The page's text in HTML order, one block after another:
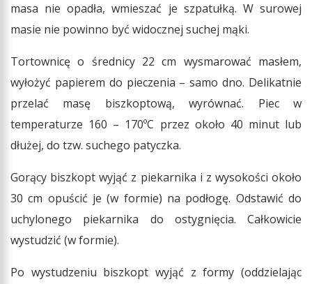
masa nie opadła, wmieszać je szpatułką. W surowej
masie nie powinno być widocznej suchej mąki.
Tortownicę o średnicy 22 cm wysmarować masłem,
wyłożyć papierem do pieczenia – samo dno. Delikatnie
przelać masę biszkoptową, wyrównać. Piec w
temperaturze 160 – 170ºC przez około 40 minut lub
dłużej, do tzw. suchego patyczka.
Gorący biszkopt wyjąć z piekarnika i z wysokości około
30 cm opuścić je (w formie) na podłogę. Odstawić do
uchylonego piekarnika do ostygnięcia. Całkowicie
wystudzić (w formie).
Po wystudzeniu biszkopt wyjąć z formy (oddzielając